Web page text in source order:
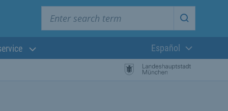
Start
Lengua actual:
Español